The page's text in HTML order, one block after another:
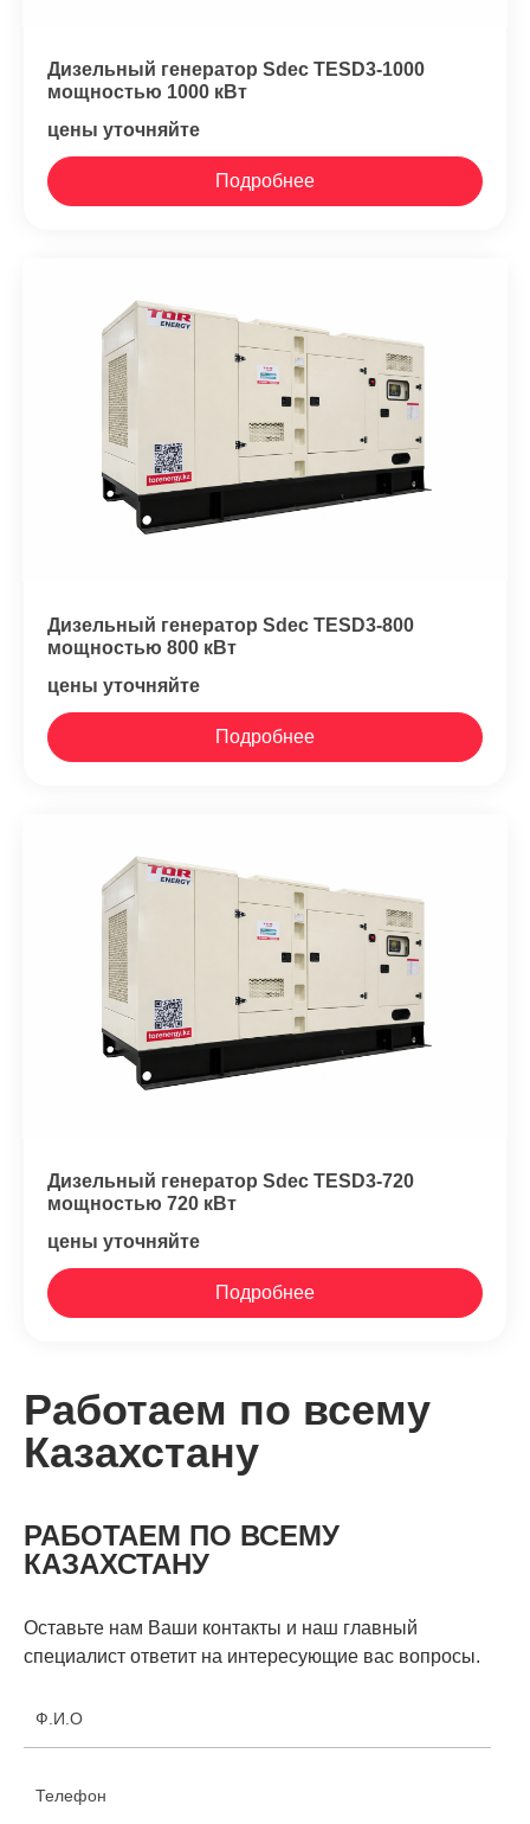
Дизельный генератор Sdec TESD3-1000
мощностью 1000 кВт
цены уточняйте
Подробнее
Дизельный генератор Sdec TESD3-800
мощностью 800 кВт
цены уточняйте
Подробнее
Дизельный генератор Sdec TESD3-720
мощностью 720 кВт
цены уточняйте
Подробнее
Работаем по всему
Казахстану
РАБОТАЕМ ПО ВСЕМУ
КАЗАХСТАНУ
Оставьте нам Ваши контакты и наш главный
специалист ответит на интересующие вас вопросы.
Ф.И.О
Телефон